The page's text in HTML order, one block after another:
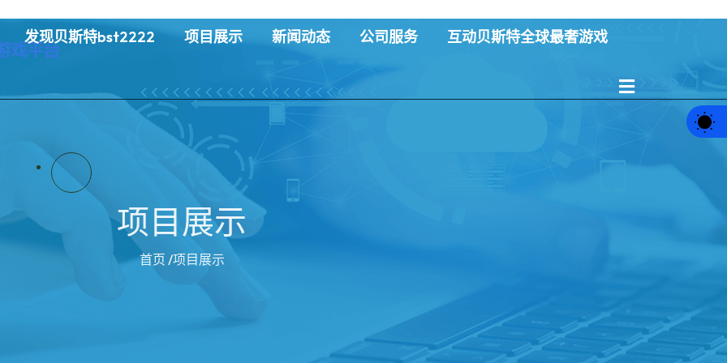
发现贝斯特bst2222 项目展示 新闻动态 公司服务 互动贝斯特全球最奢游戏
项目展示
首页 /项目展示